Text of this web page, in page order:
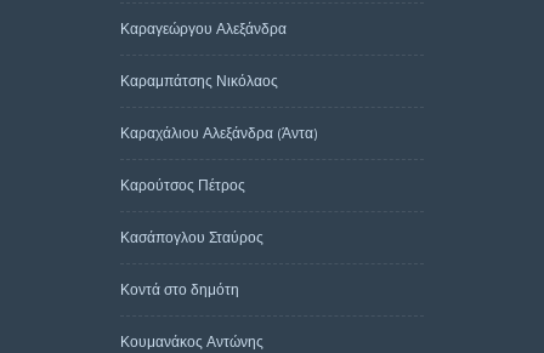
Καραγεώργου Αλεξάνδρα
Καραμπάτσης Νικόλαος
Καραχάλιου Αλεξάνδρα (Άντα)
Καρούτσος Πέτρος
Κασάπογλου Σταύρος
Κοντά στο δημότη
Κουμανάκος Αντώνης